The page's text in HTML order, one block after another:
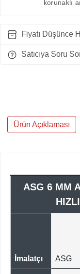
korunaklı
Fiyatı Düşünce
Satıcıya Soru
Ürün Açıklaması
ASG 6 MM
İmalatçı ASG